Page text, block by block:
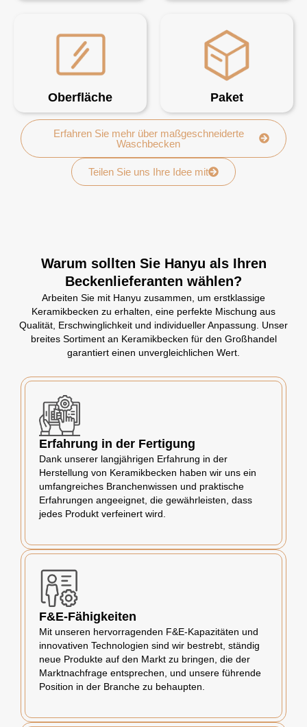
Oberfläche Paket
Erfahren Sie mehr über maßgeschneiderte
Waschbecken
Teilen Sie uns Ihre Idee mit
Warum sollten Sie Hanyu als Ihren
Beckenlieferanten wählen?
Arbeiten Sie mit Hanyu zusammen, um erstklassige
Keramikbecken zu erhalten, eine perfekte Mischung aus
Qualität, Erschwinglichkeit und individueller Anpassung. Unser
breites Sortiment an Keramikbecken für den Großhandel
garantiert einen unvergleichlichen Wert.
Erfahrung in der Fertigung
Dank unserer langjährigen Erfahrung in der
Herstellung von Keramikbecken haben wir uns ein
umfangreiches Branchenwissen und praktische
Erfahrungen angeeignet, die gewährleisten, dass
jedes Produkt verfeinert wird.
F&E-Fähigkeiten
Mit unseren hervorragenden F&E-Kapazitäten und
innovativen Technologien sind wir bestrebt, ständig
neue Produkte auf den Markt zu bringen, die der
Marktnachfrage entsprechen, und unsere führende
Position in der Branche zu behaupten.